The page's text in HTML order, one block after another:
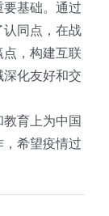
要基础。通过
认同点，在战
，构建互联
化友好和交
育上为中国
希望疫情过